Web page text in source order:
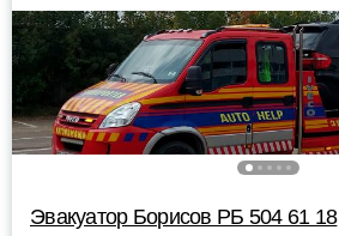
Эвакуатор Борисов РБ 504 61 18